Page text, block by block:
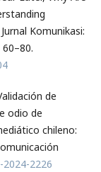
Komunikasi:
de
odio de
chileno:
2226